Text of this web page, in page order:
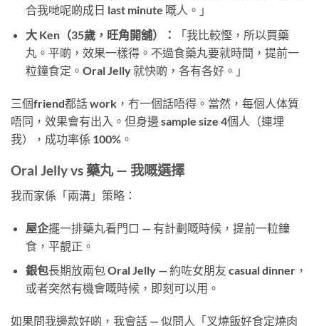
合我哋呢啲成日 last minute 嘅人。」
大 Ken（35歲，旺角開舖）：
「我比較慳，所以買藥
丸。平啲，效果一樣得。不過食藥丸要就時間，提前一
粒鐘食定。Oral Jelly 就快啲，各有各好。」
三個friend都話work ，冇一個話唔得。當然，每個人体質
唔同，效果會有出入。但身邊 sample size 4個人（連埋
我），成功率係 100%。
Oral Jelly vs 藥丸 — 我嘅選擇
我而家係「兩溝」策略：
屋企擺一排藥丸看門口 — 有計劃嘅時候，提前一粒鐘
食，平靚正。
銀包長期放兩包 Oral Jelly — 約咗女朋友 casual dinner，
或者突然有機會嘅時候，即刻可以用。
如果問我邊款好啲，我會話 — 似問人「叉燒飯好食定燒肉